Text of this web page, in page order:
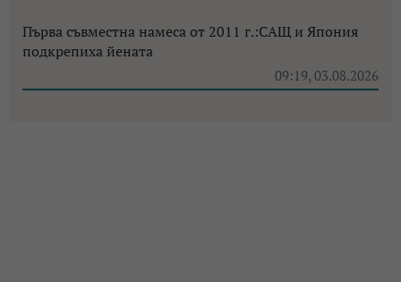
Първа съвместна намеса от 2011 г.:САЩ и Япония
подкрепиха йената
09:19, 03.08.2026